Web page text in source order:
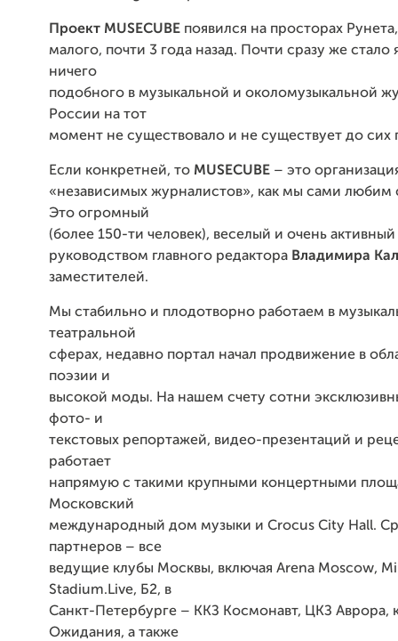
Проект MUSECUBE появился на просторах
малого, почти 3 года назад. Почти сразу же стало
ничего
подобного в музыкальной и околомузыкальной
России на тот
момент не существовало и не существует до сих
Если конкретней, то MUSECUBE – это
«независимых журналистов», как мы сами любим
Это огромный
(более 150-ти человек), веселый и очень
руководством главного редактора Владимира
заместителей.
Мы стабильно и плодотворно работаем в
театральной
сферах, недавно портал начал продвижение в
поэзии и
высокой моды. На нашем счету сотни
фото- и
текстовых репортажей, видео-презентаций и
работает
напрямую с такими крупными концертными
Московский
международный дом музыки и Crocus City Hall.
партнеров – все
ведущие клубы Москвы, включая Arena Moscow,
Stadium.Live, Б2, в
Санкт-Петербурге – ККЗ Космонавт, ЦКЗ Аврора,
Ожидания, а также